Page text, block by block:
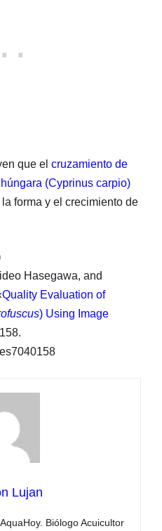
que el cruzamiento de
(Cyprinus carpio)
forma y el crecimiento de
Hasegawa, and
Quality Evaluation of
) Using Image
Lujan
Biólogo Acuicultor